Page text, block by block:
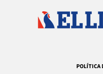
POLÍTICA